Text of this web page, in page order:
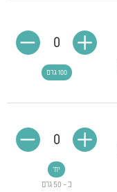
100 גרם
0
כ - 50 גרם
יח'
0